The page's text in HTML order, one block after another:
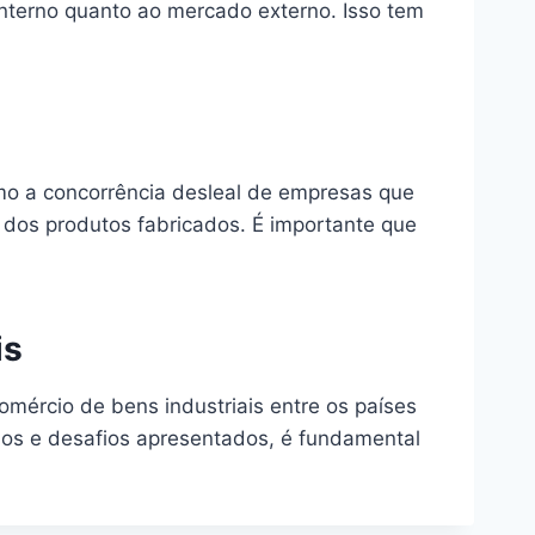
quanto ao mercado externo. Isso tem
a concorrência desleal de empresas que
produtos fabricados. É importante que
de bens industriais entre os países
e desafios apresentados, é fundamental